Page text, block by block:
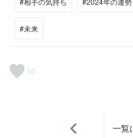
#未来
10
一覧